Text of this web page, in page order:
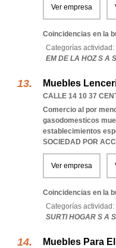
Ver empresa
Coincidencias en la
Categorías actividad:
EM DE LA HOZ S A S
Muebles
CALLE 14 10 37
Comercio al por
gasodomesticos
establecimientos
SOCIEDAD POR
Ver empresa
Coincidencias en la
Categorías actividad:
SURTI HOGAR S A S
Muebles Para